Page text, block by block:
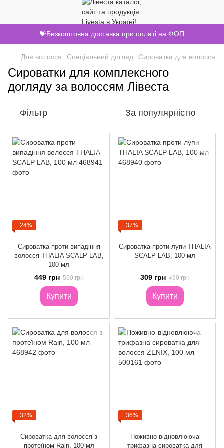
💝Безкоштовна доставка при оплаті на ФОП
Для волосся Спеціальний догляд Сироватка для волосся
Сироватки для комплексного
догляду за волоссям Лівеста
Фільтр За популярністю
−24%
Сироватка проти випадіння
волосся THALIA SCALP LAB,
100 мл
449 грн 590 грн
Купити
−37%
Сироватка проти лупи THALIA
SCALP LAB, 100 мл
309 грн 490 грн
Купити
−32%
Сироватка для волосся з
протеїном Rain, 100 мл
−36%
Поживно-відновлююча
трифазна сироватка для